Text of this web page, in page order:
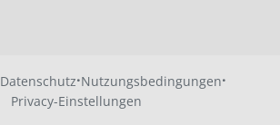
Datenschutz·Nutzungsbedingungen·
Privacy-Einstellungen